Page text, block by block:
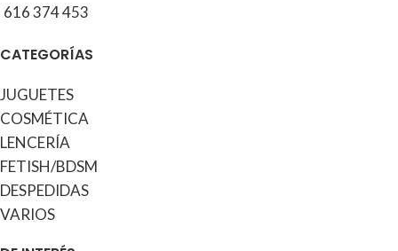
616 374 453
CATEGORÍAS
JUGUETES
COSMÉTICA
LENCERÍA
FETISH/BDSM
DESPEDIDAS
VARIOS